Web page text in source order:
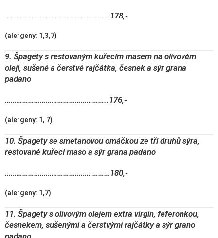
………………………………………………178,-
(alergeny: 1,3,7)
9. Špagety s restovaným kuřecím masem na olivovém
oleji, sušené a čerstvé rajčátka, česnek a sýr grana
padano
……………………………………………..176,-
(alergeny: 1, 7)
10. Špagety se smetanovou omáčkou ze tří druhů sýra,
restované kuřecí maso a sýr grana padano
………………………………………………180,-
(alergeny: 1,7)
11. Špagety s olivovým olejem extra virgin, feferonkou,
česnekem, sušenými a čerstvými rajčátky a sýr grano
padano